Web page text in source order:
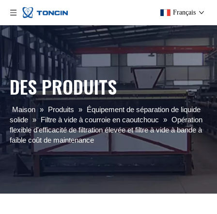
Français
DES PRODUITS
Maison » Produits » Équipement de séparation de liquide
solide » Filtre à vide à courroie en caoutchouc » Opération
flexible d'efficacité de filtration élevée et filtre à vide à bande à
faible coût de maintenance